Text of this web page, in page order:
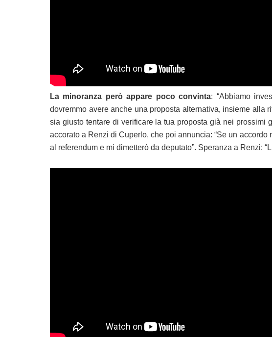
La minoranza però appare poco convinta: “Abbiamo
dovremmo avere anche una proposta alternativa, insieme alla
sia giusto tentare di verificare la tua proposta già nei prossimi
accorato a Renzi di Cuperlo, che poi annuncia: “Se un
al referendum e mi dimetterò da deputato”. Speranza a Renzi: